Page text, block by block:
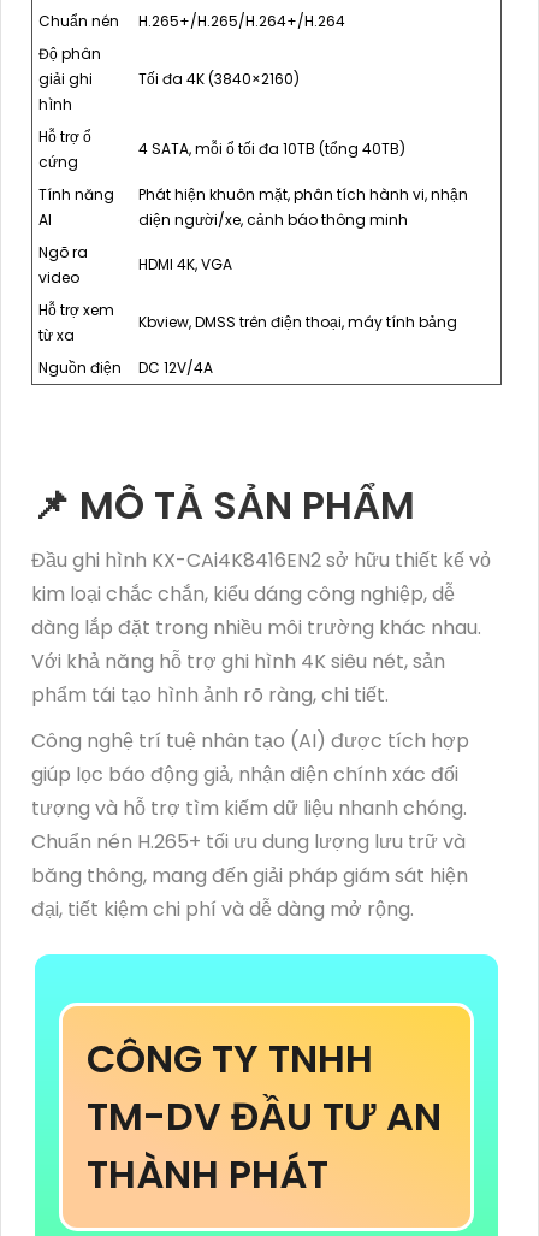
Chuẩn nén
H.265+/H.265/H.264+/H.264
Độ phân
giải ghi
hình
Tối đa 4K (3840×2160)
Hỗ trợ ổ
cứng
4 SATA, mỗi ổ tối đa 10TB (tổng 40TB)
Tính năng
AI
Phát hiện khuôn mặt, phân tích hành vi, nhận
diện người/xe, cảnh báo thông minh
Ngõ ra
video
HDMI 4K, VGA
Hỗ trợ xem
từ xa
Kbview, DMSS trên điện thoại, máy tính bảng
Nguồn điện DC 12V/4A
📌 MÔ TẢ SẢN PHẨM
Đầu ghi hình KX-CAi4K8416EN2sở hữu thiết kế vỏ
kim loại chắc chắn, kiểu dáng công nghiệp, dễ
dàng lắp đặt trong nhiều môi trường khác nhau.
Với khả năng hỗ trợ ghi hình 4K siêu nét, sản
phẩm tái tạo hình ảnh rõ ràng, chi tiết.
Công nghệ trí tuệ nhân tạo (AI) được tích hợp
giúp lọc báo động giả, nhận diện chính xác đối
tượng và hỗ trợ tìm kiếm dữ liệu nhanh chóng.
Chuẩn nén H.265+ tối ưu dung lượng lưu trữ và
băng thông, mang đến giải pháp giám sát hiện
đại, tiết kiệm chi phí và dễ dàng mở rộng.
CÔNG TY TNHH
TM-DV ĐẦU TƯ AN
THÀNH PHÁT